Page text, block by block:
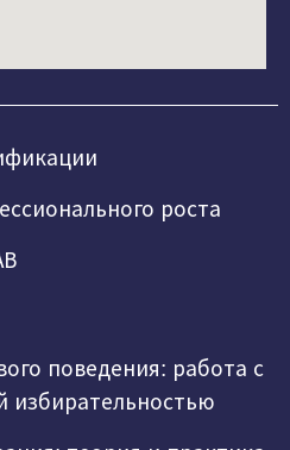
роста
поведения: работа с
избирательностью